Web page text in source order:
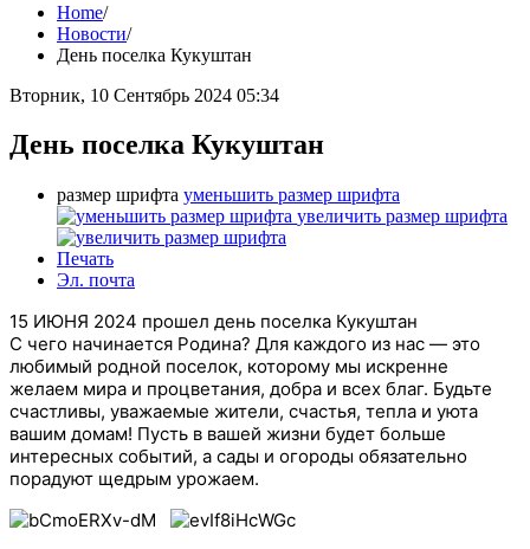
Home/
Новости/
День поселка Кукуштан
Вторник, 10 Сентябрь 2024 05:34
День поселка Кукуштан
размер шрифта уменьшить размер шрифта
увеличить размер шрифта
Печать
Эл. почта
15 ИЮНЯ 2024 прошел день поселка Кукуштан
С чего начинается Родина? Для каждого из нас — это
любимый родной поселок, которому мы искренне
желаем мира и процветания, добра и всех благ. Будьте
счастливы, уважаемые жители, счастья, тепла и уюта
вашим домам! Пусть в вашей жизни будет больше
интересных событий, а сады и огороды обязательно
порадуют щедрым урожаем.